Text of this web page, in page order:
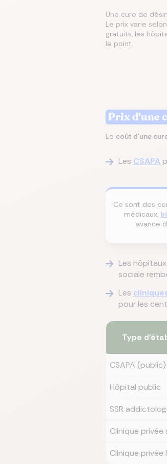
Une cure de
Le prix varie
gratuits, les
le point.
Prix d'une
Le coût d'une
Les CSAPA
Ce sont des
médicaux,
avance
Les
sociale
Les
pour les
Type
CSAPA (public)
Hôpital public
SSR
Clinique
Clinique privée